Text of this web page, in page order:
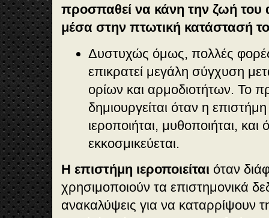
προσπαθεί να κάνη την ζωή
μέσα στην πτωτική κατάστασή
Δυστυχώς όμως, πολλές
επικρατεί μεγάλη σύγχυση
ορίων και αρμοδιοτήτων. Το
δημιουργείται όταν η
ιεροποιήται, μυθοποιήται, και
εκκοσμικεύεται.
Η επιστήμη ιεροποιείται όταν
χρησιμοποιούν τα επιστημονικά
ανακαλύψεις για να καταρρίψουν